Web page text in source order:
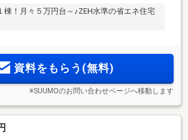
！月々５万円台～♪ZEH水準の省エネ住宅
資料をもらう(無料)
※SUUMOのお問い合わせページへ移動します